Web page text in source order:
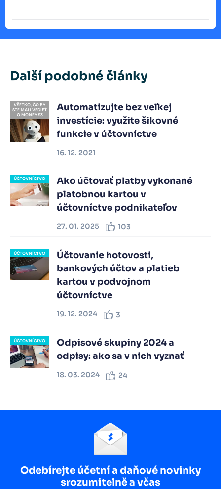
Další podobné články
VŠETKO, ČO BY
STE MALI VEDIEŤ
O MONEY S3
Automatizujte bez veľkej
investície: využite šikovné
funkcie v účtovníctve
16. 12. 2021
ÚČTOVNÍCTVO
Ako účtovať platby vykonané
platobnou kartou v
účtovníctve podnikateľov
27. 01. 2025 103
ÚČTOVNÍCTVO
Účtovanie hotovosti,
bankových účtov a platieb
kartou v podvojnom
účtovníctve
19. 12. 2024 3
ÚČTOVNÍCTVO
Odpisové skupiny 2024 a
odpisy: ako sa v nich vyznať
18. 03. 2024 24
Odebírejte účetní a daňové novinky
srozumitelně a včas